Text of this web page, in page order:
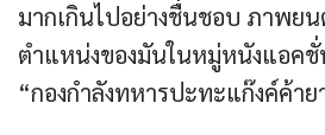
มากเกินไปอย่างชื่นชอบ ภาพยน
ตำแหน่งของมันในหมู่หนังแอค
“กองกำลังทหารปะทะแก๊งค์ค้าย